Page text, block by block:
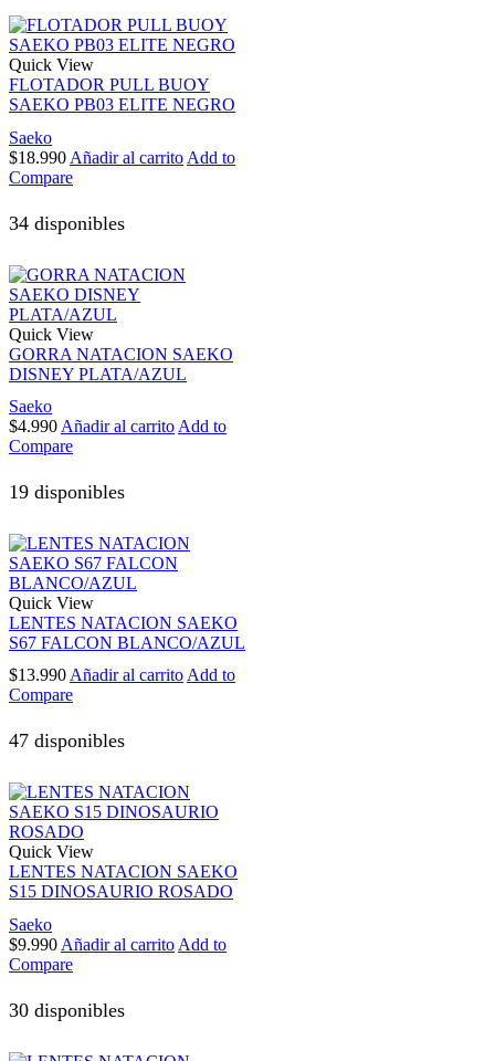
Quick View
FLOTADOR PULL BUOY
SAEKO PB03 ELITE NEGRO
Saeko
$18.990 Añadir al carrito Add to
Compare
34 disponibles
Quick View
GORRA NATACION SAEKO
DISNEY PLATA/AZUL
Saeko
$4.990 Añadir al carrito Add to
Compare
19 disponibles
Quick View
LENTES NATACION SAEKO
S67 FALCON BLANCO/AZUL
$13.990 Añadir al carrito Add to
Compare
47 disponibles
Quick View
LENTES NATACION SAEKO
S15 DINOSAURIO ROSADO
Saeko
$9.990 Añadir al carrito Add to
Compare
30 disponibles